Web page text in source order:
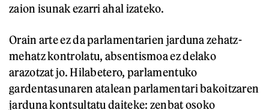
zaion isunak ezarri ahal izateko.
Orain arte ez da parlamentarien jarduna zehatz-
mehatz kontrolatu, absentismoa ez delako
arazotzat jo. Hilabetero, parlamentuko
gardentasunaren atalean parlamentari bakoitzaren
jarduna kontsultatu daiteke: zenbat osoko